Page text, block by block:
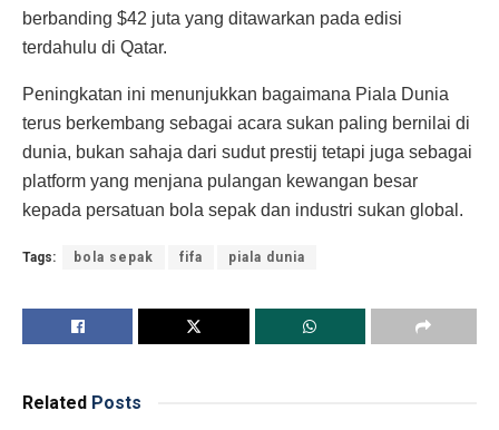
berbanding $42 juta yang ditawarkan pada edisi
terdahulu di Qatar.
Peningkatan ini menunjukkan bagaimana Piala Dunia
terus berkembang sebagai acara sukan paling bernilai di
dunia, bukan sahaja dari sudut prestij tetapi juga sebagai
platform yang menjana pulangan kewangan besar
kepada persatuan bola sepak dan industri sukan global.
Tags: bola sepak fifa piala dunia
Related Posts